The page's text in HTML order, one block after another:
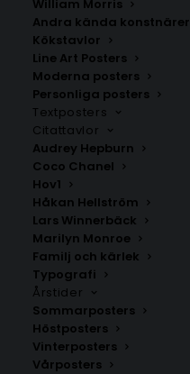
William Morris
Andra kända konstnärer
Kökstavlor
Line Art Posters
Moderna posters
Personliga posters
Textposters
Citattavlor
Audrey Hepburn
Coco Chanel
Hov1
Håkan Hellström
Lars Winnerbäck
Marilyn Monroe
Familj och kärlek
Typografi
Årstider
Sommarposters
Höstposters
Vinterposters
Vårposters
Grön pionposter
Fr.99.00kr